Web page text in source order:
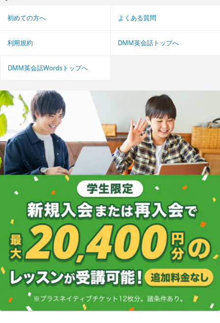
初めての方へ よくある質問
利用規約 DMM英会話トップへ
DMM英会話Wordsトップへ